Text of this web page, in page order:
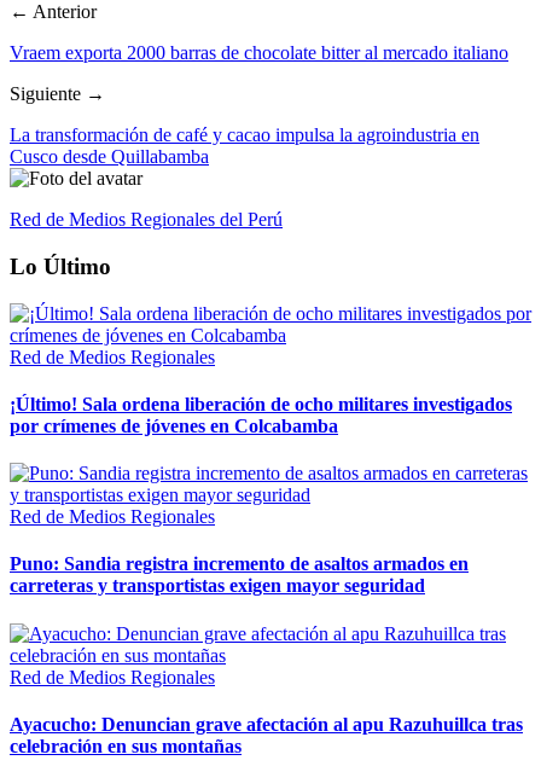
← Anterior
Vraem exporta 2000 barras de chocolate bitter al mercado italiano
Siguiente →
La transformación de café y cacao impulsa la agroindustria en
Cusco desde Quillabamba
Red de Medios Regionales del Perú
Lo Último
Red de Medios Regionales
¡Último! Sala ordena liberación de ocho militares investigados
por crímenes de jóvenes en Colcabamba
Red de Medios Regionales
Puno: Sandia registra incremento de asaltos armados en
carreteras y transportistas exigen mayor seguridad
Red de Medios Regionales
Ayacucho: Denuncian grave afectación al apu Razuhuillca tras
celebración en sus montañas